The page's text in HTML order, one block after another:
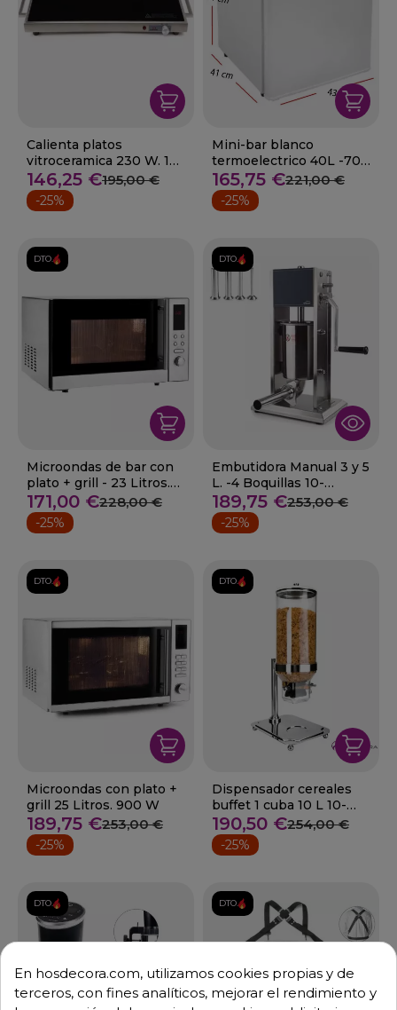
Calienta platos
vitroceramica 230 W. 10-
69145
146,25 €195,00 €
-25%
Mini-bar blanco
termoelectrico 40L -70
W 10-69070
165,75 €221,00 €
-25%
DTO.
Microondas de bar con
plato + grill - 23 Litros.
800 W
171,00 €228,00 €
-25%
DTO.
Embutidora Manual 3 y 5
L. -4 Boquillas 10-
60253+
189,75 €253,00 €
-25%
DTO.
Microondas con plato +
grill 25 Litros. 900 W
189,75 €253,00 €
-25%
DTO.
Dispensador cereales
buffet 1 cuba 10 L 10-
69022
190,50 €254,00 €
-25%
DTO. DTO.
En hosdecora.com, utilizamos cookies propias y de
terceros, con fines analíticos, mejorar el rendimiento y